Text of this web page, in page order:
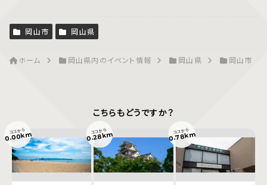
岡山市 岡山県
ホーム 岡山県内のイベント情報 岡山県 岡山市
こちらもどうですか？
ココから
0.00km ココから
0.28km ココから
0.78km